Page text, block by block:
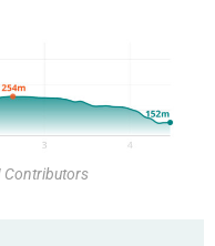
Contributors